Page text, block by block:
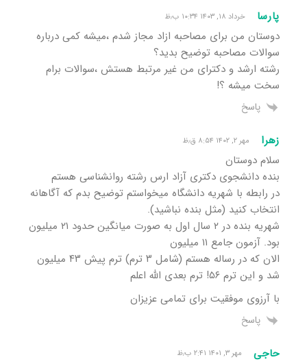
پارسا خرداد ۱۸, ۱۴۰۳ ۱۰:۳۴ ب٫ظ
دوستان من برای مصاحبه ازاد مجاز شدم ،میشه کمی درباره
سوالات مصاحبه توضیح بدید؟
رشته ارشد و دکترای من غیر مرتبط هستش ،سوالات برام
سخت میشه ؟!
پاسخ
زهرا مهر ۲, ۱۴۰۲ ۸:۵۴ ق٫ظ
سلام دوستان
بنده دانشجوی دکتری آزاد ارس رشته روانشناسی هستم
در رابطه با شهریه دانشگاه میخواستم توضیح بدم که آگاهانه
انتخاب کنید (مثل بنده نباشید).
شهریه بنده در ۲ سال اول به صورت میانگین حدود ۲۱ میلیون
بود. آزمون جامع ۱۱ میلیون
الان که در رساله هستم (شامل ۳ ترم) ترم پیش ۴۳ میلیون
شد و این ترم ۵۶! ترم بعدی الله اعلم
با آرزوی موفقیت برای تمامی عزیزان
پاسخ
حاجی مهر ۳, ۱۴۰۱ ۲:۴۱ ب٫ظ